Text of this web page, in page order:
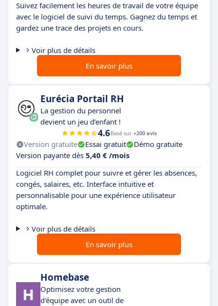
Suivez facilement les heures de travail de votre équipe
avec le logiciel de suivi du temps. Gagnez du temps et
gardez une trace des projets en cours.
Voir plus de détails
En savoir plus
Eurécia Portail RH
La gestion du personnel
devient un jeu d’enfant !
4.6Basé sur +200 avis
Version gratuite Essai gratuit
Démo gratuite
Version payante dès 5,40 € /mois
Logiciel RH complet pour suivre et gérer les absences,
congés, salaires, etc. Interface intuitive et
personnalisable pour une expérience utilisateur
optimale.
Voir plus de détails
En savoir plus
Homebase
Optimisez votre gestion
d'équipe avec un outil de